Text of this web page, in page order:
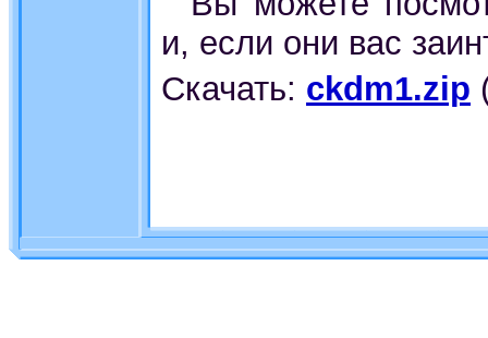
и, если они вас
Скачать: ckdm1.zip